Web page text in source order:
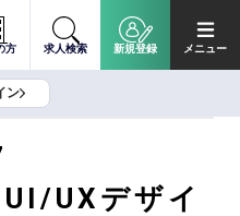
方 求人検索 新規登録 メニュー
ン
UI/UXデザイ